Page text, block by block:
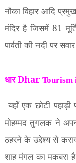
नौका विहार आदि
मंदिर है जिसमें81
पार्वती की नदी पर
धार Dhar Tourism
यहाँ एक छोटी पहाड़ी
मोहम्मद तुगलक ने
ठहरने के उद्देश्य से
शाह मंगल का मकबरा